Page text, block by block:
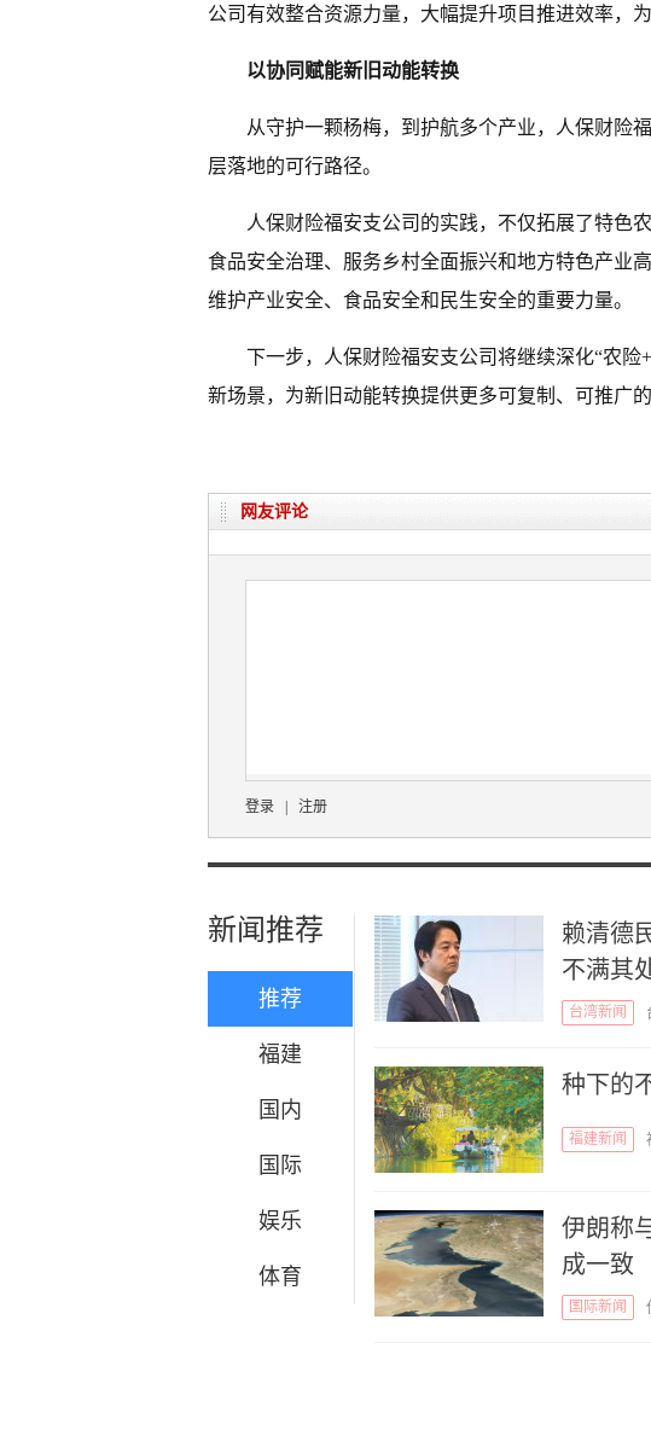
公司有效整合资源力量，大幅提升项目推进效率，
以协同赋能新旧动能转换
从守护一颗杨梅，到护航多个产业，人保财险
层落地的可行路径。
人保财险福安支公司的实践，不仅拓展了特色
食品安全治理、服务乡村全面振兴和地方特色产业
维护产业安全、食品安全和民生安全的重要力量。
下一步，人保财险福安支公司将继续深化“农险
新场景，为新旧动能转换提供更多可复制、可推广的
网友评论
登录 注册
新闻推荐
推荐
福建
国内
国际
娱乐
体育
赖清德
不满其
台湾新闻
种下的
福建新闻
伊朗称
成一致
国际新闻